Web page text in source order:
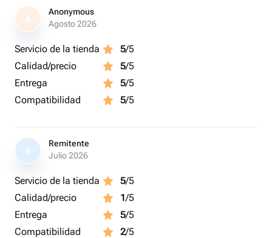
A
Anonymous
Agosto 2026
Servicio de la tienda 5/5
Calidad/precio
5/5
Entrega
5/5
Compatibilidad
5/5
R
Remitente
Julio 2026
Servicio de la tienda 5/5
Calidad/precio
1/5
Entrega
5/5
Compatibilidad
2/5